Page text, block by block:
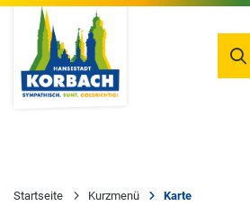
Startseite Kurzmenü Karte